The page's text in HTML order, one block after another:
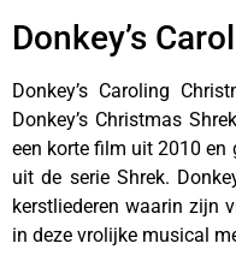
Donkey’s
Donkey’s Caroling
Donkey’s Christmas
een korte film uit 2010 en
uit de serie Shrek.
kerstliederen waarin zijn
in deze vrolijke musical